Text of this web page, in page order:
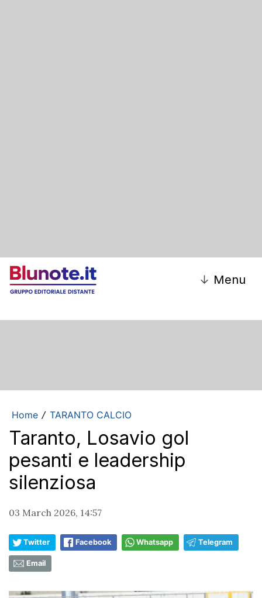
↓ Menu
Home / TARANTO CALCIO
Taranto, Losavio gol
pesanti e leadership
silenziosa
03 March 2026, 14:57
Twitter Facebook Whatsapp Telegram
Email